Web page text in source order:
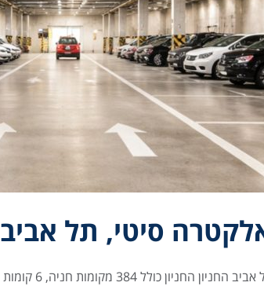
סיטי, תל אביב
חניה, 6 קומות ת”ק, סה”כ כ- 12,900 מ”ר החניון